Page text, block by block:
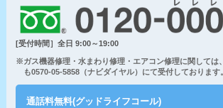
[受付時間］全日 9:00～19:00
※ガス機器修理・水まわり修理・エアコン修理に関しては
も0570-05-5858（ナビダイヤル）にて受付しております
通話料無料(グッドライフコール)